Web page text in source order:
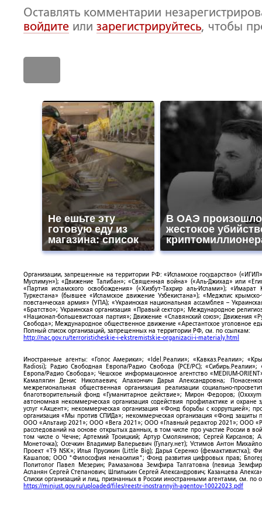
Оставлять комментарии
войдите или зарегистрируйтесь, чтобы
Не ешьте эту
готовую еду из
магазина: список
В ОАЭ произошло
жестокое
Организации, запрещенные на территории РФ: «Исламское государство»
Муслимун»); «Движение Талибан»; «Священная война» («Аль-Джихад» или
«Партия исламского освобождения» («Хизбут-Тахрир аль-Ислами»);
Туркестана» (бывшее «Исламское движение Узбекистана»); «Меджлис
повстанческая армия» (УПА); «Украинская национальная ассамблея –
«Братство»; Украинская организация «Правый сектор»; Международное
«Национал-большевистская партия»; Движение «Славянский союз»; Движения
Свобода»; Международное общественное движение «Арестантское уголовное
Полный список организаций, запрещенных на территории РФ, см. по ссылкам:
http://nac.gov.ru/terroristicheskie-i-ekstremistskie-organizacii-i-materialy.html
Иностранные агенты: «Голос Америки»; «Idel.Реалии»; «Кавказ.Реалии»;
Radiosi); Радио Свободная Европа/Радио Свобода (PCE/PC);
Европа/Радио Свобода»; Чешское информационное агентство «MEDIUM-
Камалягин Денис Николаевич; Апахончич Дарья Александровна;
межрегиональная общественная организация реализации социально-
благотворительный фонд «Гуманитарное действие»; Мирон Федоров;
автономная некоммерческая организация содействия профилактике и
услуг «Акцент»; некоммерческая организация «Фонд борьбы с коррупцией»;
организация «Мы против СПИДа»; некоммерческая организация «Фонд защиты
ООО «Альтаир 2021»; ООО «Вега 2021»; ООО «Главный редактор 2021»; ООО
расследований на основе открытых данных, в том числе про участие России в
том числе о Чечне; Артемий Троицкий; Артур Смолянинов; Сергей
Монеточка); Осечкин Владимир Валерьевич (Гулагу.нет); Устимов Антон
Проект «T9 NSK»; Илья Прусикин (Little Big); Дарья Серенко
Кашапов; ООО "Философия ненасилия"; Фонд развития цифровых прав;
Политолог Павел Мезерин; Рамазанова Земфира Талгатовна (певица
Асланян Сергей Степанович; Шпилькин Сергей Александрович; Казанцева
Списки организаций и лиц, признанных в России иностранными агентами, см. по
https://minjust.gov.ru/uploaded/files/reestr-inostrannyih-agentov-10022023.pdf